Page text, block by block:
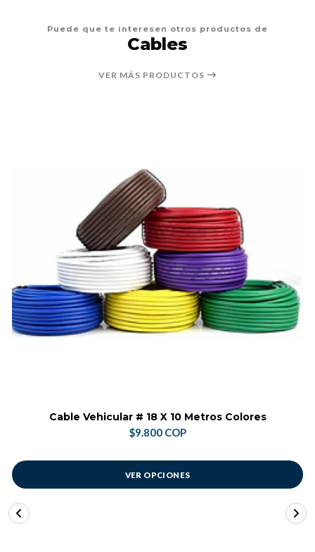
Puede que te interesen otros productos de
Cables
VER MÁS PRODUCTOS
Cable Vehicular # 18 X 10 Metros Colores
$9.800 COP
VER OPCIONES